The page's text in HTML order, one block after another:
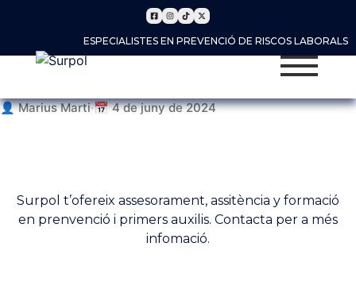
ESPECIALISTES EN PREVENCIÓ DE RISCOS LABORALS
👤 Marius Marti·📅 4 de juny de 2024
Surpol t’ofereix assesorament, assitència y formació
en prenvenció i primers auxilis. Contacta per a més
infomació.